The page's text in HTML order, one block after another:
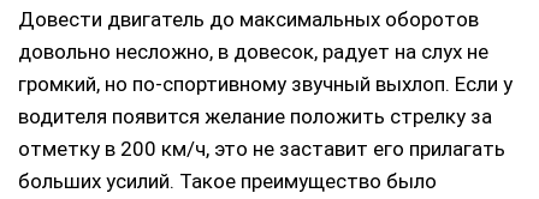
Довести двигатель до максимальных оборотов
довольно несложно, в довесок, радует на слух не
громкий, но по-спортивному звучный выхлоп. Если у
водителя появится желание положить стрелку за
отметку в 200 км/ч, это не заставит его прилагать
больших усилий. Такое преимущество было